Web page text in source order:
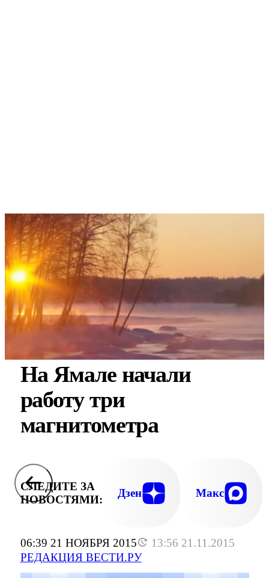
06:39 21 НОЯБРЯ 2015
13:56 21.11.2015
РЕДАКЦИЯ ВЕСТИ.РУ
На Ямале начали
работу три
магнитометра
СЛЕДИТЕ ЗА
НОВОСТЯМИ:
Дзен Макс